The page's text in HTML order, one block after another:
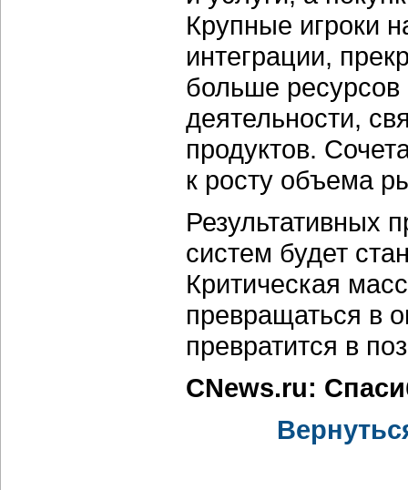
Крупные игроки
интеграции,
больше
деятельности,
продуктов.
к росту объема
Результативных
систем будет
Критическая
превращаться в
превратится в
CNews.ru: